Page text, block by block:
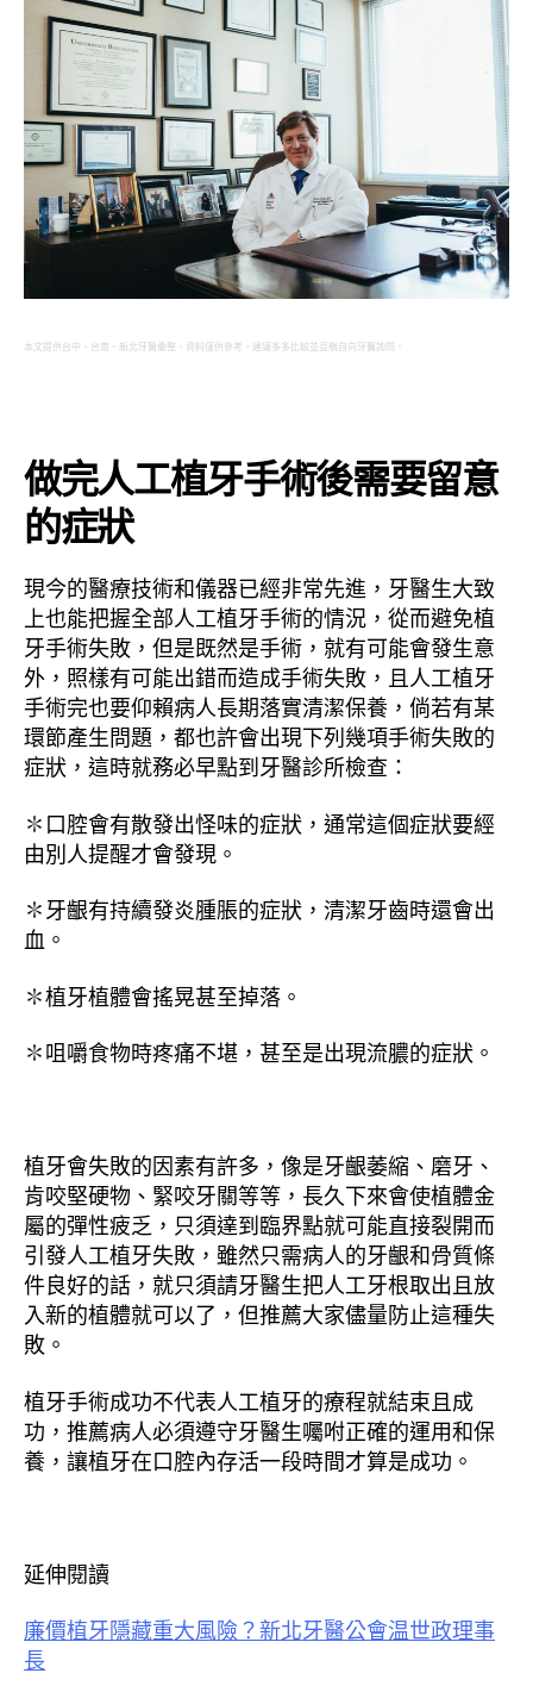
本文提供台中、台南、新北牙醫彙整，資料僅供參考，建議多多比較並且親自向牙醫詢問。
做完人工植牙手術後需要留意
的症狀
現今的醫療技術和儀器已經非常先進，牙醫生大致
上也能把握全部人工植牙手術的情況，從而避免植
牙手術失敗，但是既然是手術，就有可能會發生意
外，照樣有可能出錯而造成手術失敗，且人工植牙
手術完也要仰賴病人長期落實清潔保養，倘若有某
環節產生問題，都也許會出現下列幾項手術失敗的
症狀，這時就務必早點到牙醫診所檢查：
✽口腔會有散發出怪味的症狀，通常這個症狀要經
由別人提醒才會發現。
✽牙齦有持續發炎腫脹的症狀，清潔牙齒時還會出
血。
✽植牙植體會搖晃甚至掉落。
✽咀嚼食物時疼痛不堪，甚至是出現流膿的症狀。
植牙會失敗的因素有許多，像是牙齦萎縮、磨牙、
肯咬堅硬物、緊咬牙關等等，長久下來會使植體金
屬的彈性疲乏，只須達到臨界點就可能直接裂開而
引發人工植牙失敗，雖然只需病人的牙齦和骨質條
件良好的話，就只須請牙醫生把人工牙根取出且放
入新的植體就可以了，但推薦大家儘量防止這種失
敗。
植牙手術成功不代表人工植牙的療程就結束且成
功，推薦病人必須遵守牙醫生囑咐正確的運用和保
養，讓植牙在口腔內存活一段時間才算是成功。
延伸閱讀
廉價植牙隱藏重大風險？新北牙醫公會温世政理事
長